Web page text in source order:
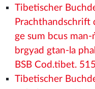
Tibetischer
Prachthandschrift
ge sum bcus
brgyad gtan-la
BSB Cod.tibet.
Tibetischer